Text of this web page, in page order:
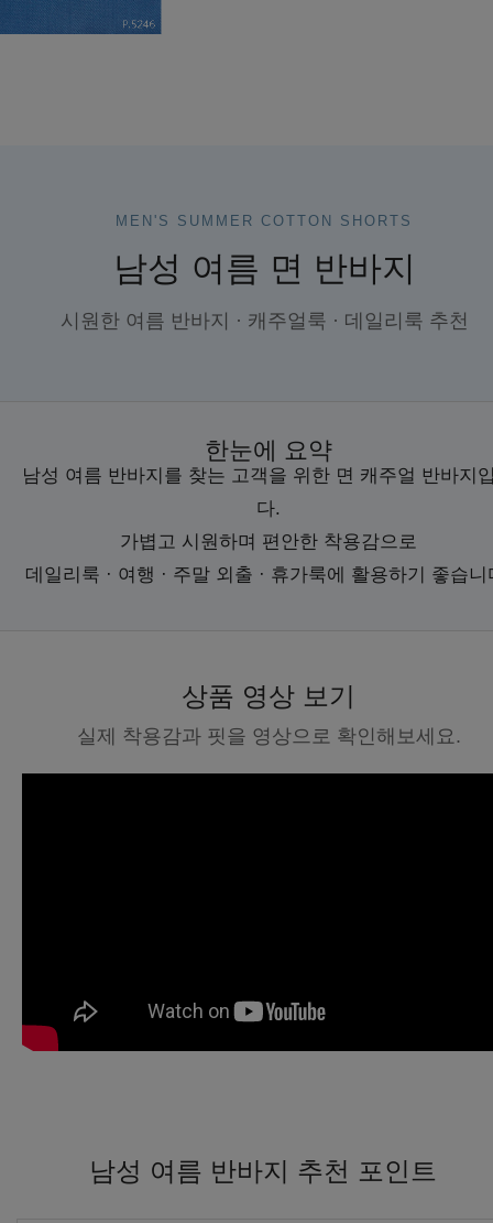
MEN'S SUMMER COTTON SHORTS
남성 여름 면 반바지
시원한 여름 반바지 · 캐주얼룩 · 데일리룩 추천
한눈에 요약
남성 여름 반바지를 찾는 고객을 위한 면 캐주얼 반바지
다.
가볍고 시원하며 편안한 착용감으로
데일리룩 · 여행 · 주말 외출 · 휴가룩에 활용하기 좋습니
상품 영상 보기
실제 착용감과 핏을 영상으로 확인해보세요.
남성 여름 반바지 추천 포인트